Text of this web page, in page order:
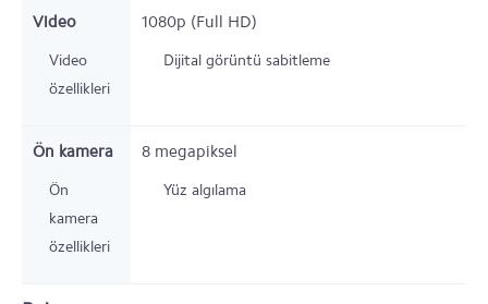
Video 1080p (Full HD)
Video
özellikleri
Dijital görüntü sabitleme
Ön kamera 8 megapiksel
Ön
kamera
özellikleri
Yüz algılama